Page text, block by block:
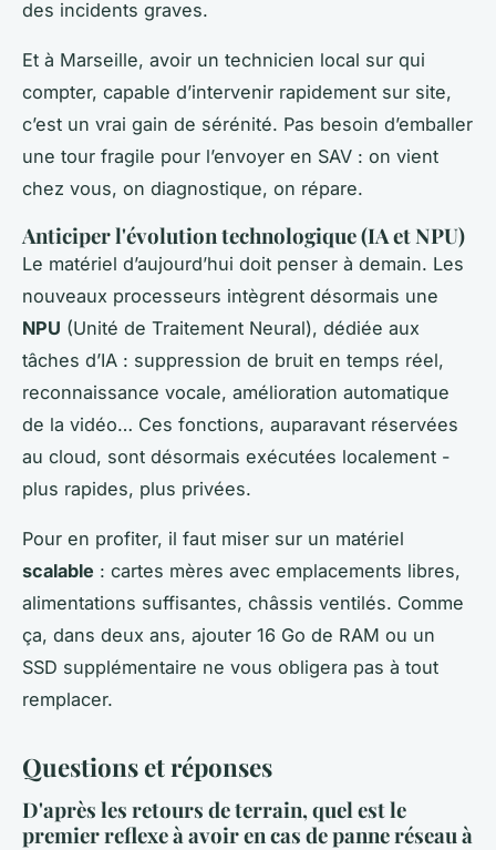
des incidents graves.
Et à Marseille, avoir un technicien local sur qui
compter, capable d’intervenir rapidement sur site,
c’est un vrai gain de sérénité. Pas besoin d’emballer
une tour fragile pour l’envoyer en SAV : on vient
chez vous, on diagnostique, on répare.
Anticiper l'évolution technologique (IA et NPU)
Le matériel d’aujourd’hui doit penser à demain. Les
nouveaux processeurs intègrent désormais une
NPU (Unité de Traitement Neural), dédiée aux
tâches d’IA : suppression de bruit en temps réel,
reconnaissance vocale, amélioration automatique
de la vidéo… Ces fonctions, auparavant réservées
au cloud, sont désormais exécutées localement -
plus rapides, plus privées.
Pour en profiter, il faut miser sur un matériel
scalable : cartes mères avec emplacements libres,
alimentations suffisantes, châssis ventilés. Comme
ça, dans deux ans, ajouter 16 Go de RAM ou un
SSD supplémentaire ne vous obligera pas à tout
remplacer.
Questions et réponses
D'après les retours de terrain, quel est le
premier reflexe à avoir en cas de panne réseau à